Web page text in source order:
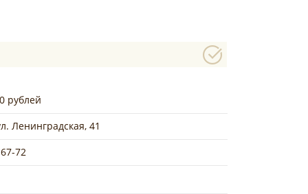
рублей
Ленинградская, 41
72